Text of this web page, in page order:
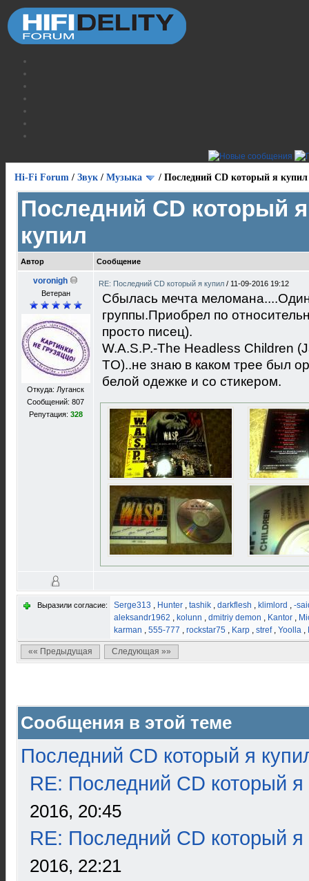
Hi-Fi Forum / Звук / Музыка / Последний CD который я купил
Последний CD который я
купил
Автор Сообщение
voronigh
Ветеран
Откуда: Луганск
Сообщений: 807
Репутация: 328
RE: Последний CD который я купил / 11-09-2016 19:12
Сбылась мечта
группы.Приобрел по
просто писец).
W.A.S.P.-The Headless Children
TO)..не знаю в каком трее был
белой одежке и со стикером.
Выразили согласие: Serge313 , Hunter , tashik , darkflesh , klimlord , -
aleksandr1962 , kolunn , dmitriy demon , Kantor ,
karman , 555-777 , rockstar75 , Karp , stref, Yoolla ,
«« Предыдущая Следующая »»
Сообщения в этой теме
Последний CD который я
RE: Последний CD который я
2016, 20:45
RE: Последний CD который я
2016, 22:21